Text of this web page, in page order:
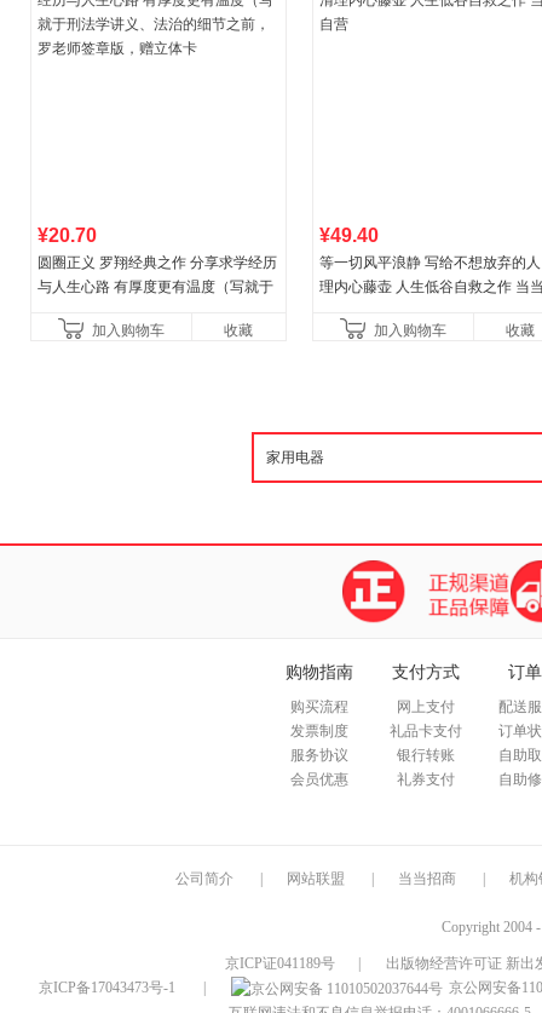
¥20.70
圆圈正义 罗翔经典之作 分享求学经历
与人生心路 有厚度更有温度（写就于
师签章版，赠立体卡
加入购物车 收藏
¥49.40
等一切风平浪静 写给不想放弃的
理内心藤壶 人生低谷自救之作 当
加入购物车
收藏
购物指南
购买流程
发票制度
服务协议
会员优惠
支付方式
网上支付
礼品卡支付
银行转账
礼券支付
订
配送
订单
自助
自助
公司简介 网站联盟 当当招商 机构
Copyright 2004
京ICP证041189号
出版物经营许可证 新出
京ICP备17043473号-1
京公网安备